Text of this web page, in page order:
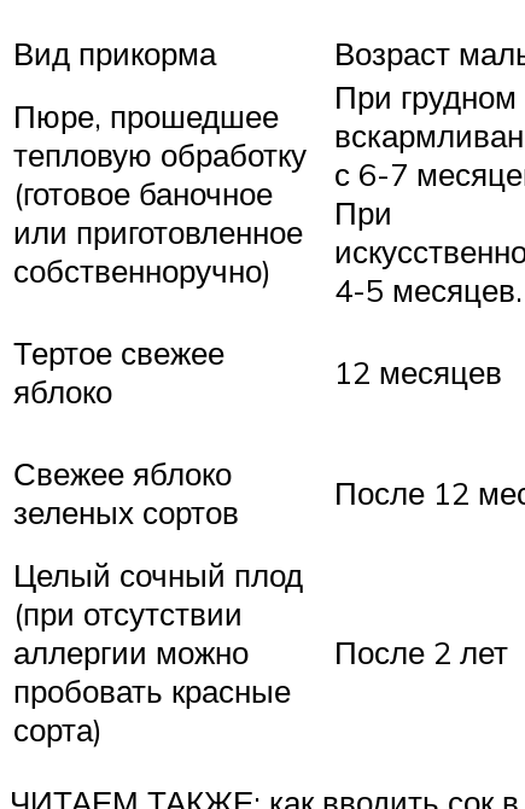
Вид прикорма
Возраст
Пюре, прошедшее
тепловую обработку
(готовое баночное
или приготовленное
собственноручно)
При грудном
с 6-7
При
4-5 месяцев.
Тертое свежее
яблоко
12 месяцев
Свежее яблоко
зеленых сортов
После 12
Целый сочный плод
(при отсутствии
аллергии можно
пробовать красные
сорта)
После 2 лет